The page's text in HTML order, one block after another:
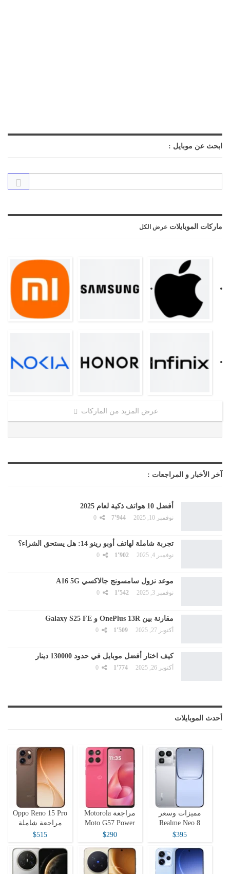
ابحث عن موبايل :
ماركات الموبايلات عرض الكل
عرض المزيد من الماركات
آخر الأخبار و المراجعات :
أفضل 10 هواتف ذكية لعام 2025
نوفمبر 10, 2025 7٬944
تجربة شاملة لهاتف أوبو رينو 14: هل يستحق الشراء؟
نوفمبر 4, 2025 1٬902
موعد نزول سامسونج جالاكسي A16 5G
نوفمبر 3, 2025 1٬542
مقارنة بين OnePlus 13R و Galaxy S25 FE
أكتوبر 27, 2025 1٬509
كيف اختار أفضل موبايل في حدود 130000 دينار
أكتوبر 26, 2025 1٬774
أحدث الموبايلات
مميزات وسعر
Realme Neo 8
$395
مراجعة Motorola
Moto G57 Power
$290
Oppo Reno 15 Pro
مراجعة شاملة
$515